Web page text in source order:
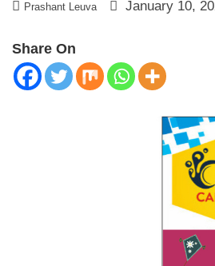
Prashant Leuva January 10,
Share On